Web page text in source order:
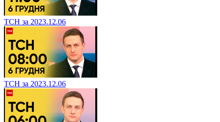
ТСН за 2023.12.06
ТСН за 2023.12.06